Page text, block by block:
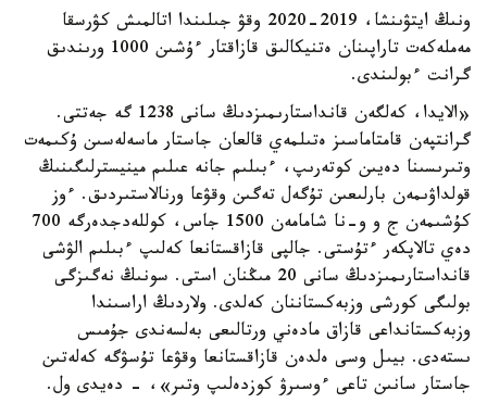
ونىڭ ايتۋىنشا، 2019-2020 وقۋ جىلىندا اتالمىش كۋرسقا
مەملەكەت تاراپىنان ەتنيكالىق قازاقتار ءۇشىن 1000 ورىندىق
گرانت ءبولىندى.
«الايدا، كەلگەن قانداستارىمىزدىڭ سانى 1238 گە جەتتى.
گرانتپەن قامتاماسىز ەتىلمەي قالعان جاستار ماسەلەسىن ۇكىمەت
وتىرىسىنا دەيىن كوتەرىپ، ءبىلىم جانە عىلىم مينيسترلىگىنىڭ
قولداۋىمەن بارلىعىن تۇگەل تەگىن وقۋعا ورنالاستىردىق. ءوز
كۇشىمەن ج و و-نا شامامەن 1500 جاس، كوللەدجدەرگە 700
دەي تالاپكەر ءتۇستى. جالپى قازاقستانعا كەلىپ ءبىلىم الۋشى
قانداستارىمىزدىڭ سانى 20 مىڭنان استى. سونىڭ نەگىزگى
بولىگى كورشى وزبەكستاننان كەلدى. ولاردىڭ اراسىندا
وزبەكستانداعى قازاق مادەني ورتالىعى بەلسەندى جۇمىس
ىستەدى. بيىل وسى ەلدەن قازاقستانعا وقۋعا تۇسۋگە كەلەتىن
جاستار سانىن تاعى ءوسىرۋ كوزدەلىپ وتىر»، - دەيدى ول.